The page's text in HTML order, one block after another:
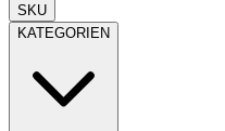
SKU
KATEGORIEN